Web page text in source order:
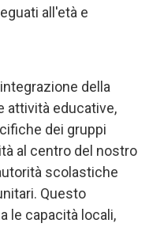
all'età e
della
attività educative,
dei gruppi
al centro del nostro
scolastiche
Questo
le capacità locali,